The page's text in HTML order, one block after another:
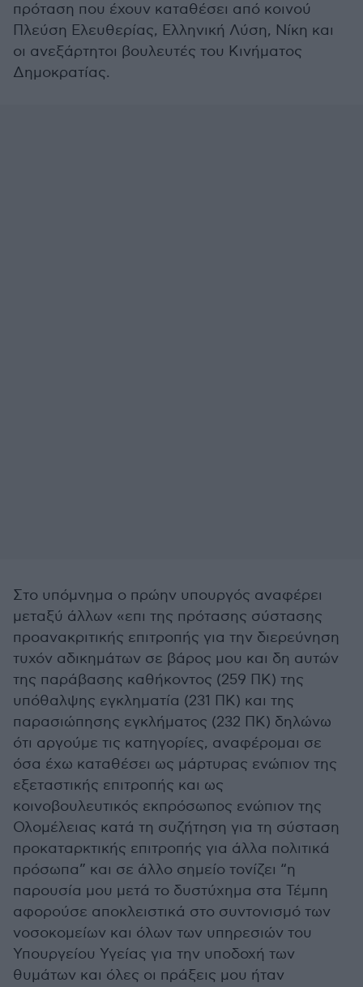
πρόταση που έχουν καταθέσει από κοινού
Πλεύση Ελευθερίας, Ελληνική Λύση, Νίκη και
οι ανεξάρτητοι βουλευτές του Κινήματος
Δημοκρατίας.
Στο υπόμνημα ο πρώην υπουργός αναφέρει
μεταξύ άλλων «επι της πρότασης σύστασης
προανακριτικής επιτροπής για την διερεύνηση
τυχόν αδικημάτων σε βάρος μου και δη αυτών
της παράβασης καθήκοντος (259 ΠΚ) της
υπόθαλψης εγκληματία (231 ΠΚ) και της
παρασιώπησης εγκλήματος (232 ΠΚ) δηλώνω
ότι αργούμε τις κατηγορίες, αναφέρομαι σε
όσα έχω καταθέσει ως μάρτυρας ενώπιον της
εξεταστικής επιτροπής και ως
κοινοβουλευτικός εκπρόσωπος ενώπιον της
Ολομέλειας κατά τη συζήτηση για τη σύσταση
προκαταρκτικής επιτροπής για άλλα πολιτικά
πρόσωπα” και σε άλλο σημείο τονίζει “η
παρουσία μου μετά το δυστύχημα στα Τέμπη
αφορούσε αποκλειστικά στο συντονισμό των
νοσοκομείων και όλων των υπηρεσιών του
Υπουργείου Υγείας για την υποδοχή των
θυμάτων και όλες οι πράξεις μου ήταν